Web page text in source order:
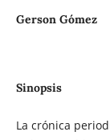
Gerson Gómez
Sinopsis
La crónica